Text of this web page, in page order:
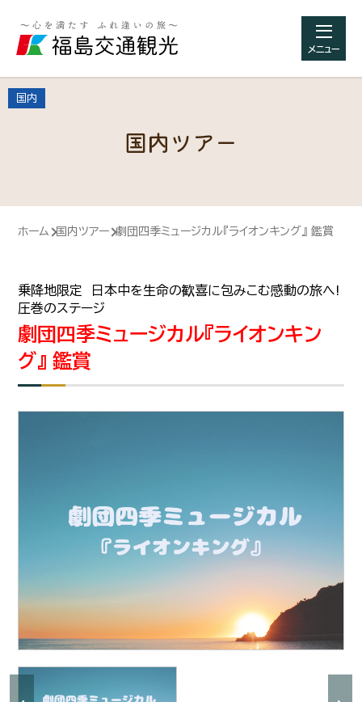
メニュー
国内ツアー
ホーム 国内ツアー 劇団四季ミュージカル『ライオンキング』 鑑賞
国内
乗降地限定 日本中を生命の歓喜に包みこむ感動の旅へ!
圧巻のステージ
劇団四季ミュージカル『ライオンキン
グ』 鑑賞